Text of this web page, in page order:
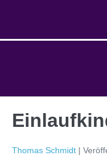
Thomas Schmidt |